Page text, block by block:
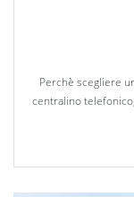
Perchè scegliere
centralino